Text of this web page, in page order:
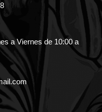
a Viernes de 10:00 a